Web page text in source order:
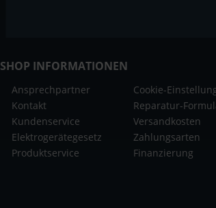
SHOP INFORMATIONEN
Ansprechpartner
Kontakt
Kundenservice
Elektrogerätegesetz
Produktservice
Cookie-
Reparatur-
Versandkosten
Zahlungsarten
Finanzierung